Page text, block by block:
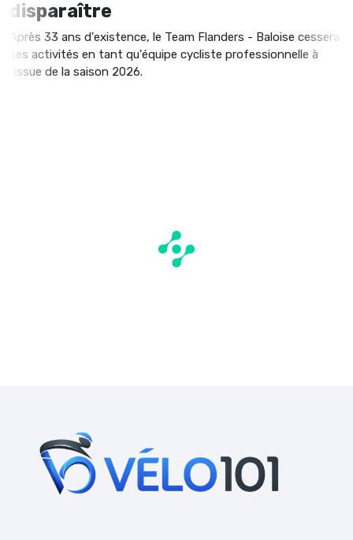
disparaître
Après 33 ans d'existence, le Team Flanders - Baloise cessera
ses activités en tant qu'équipe cycliste professionnelle à
l'issue de la saison 2026.